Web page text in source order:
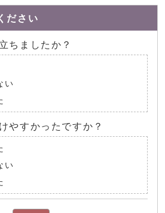
ださい
ちましたか？
い
やすかったですか？
い